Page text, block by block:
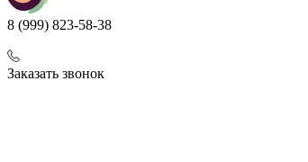
8 (999) 823-58-38
Заказать звонок